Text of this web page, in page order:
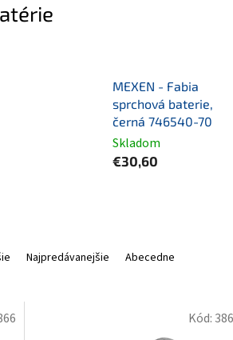
MEXEN - Fabia
sprchová baterie,
černá 746540-70
Skladom
€30,60
Najpredávanejšie Abecedne
Kód: